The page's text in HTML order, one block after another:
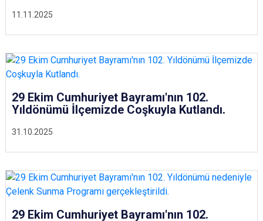
11.11.2025
31.10.2025
29 Ekim Cumhuriyet Bayramı'nın 102.
Yıldönümü İlçemizde Coşkuyla Kutlandı.
29 Ekim Cumhuriyet Bayramı'nın 102.